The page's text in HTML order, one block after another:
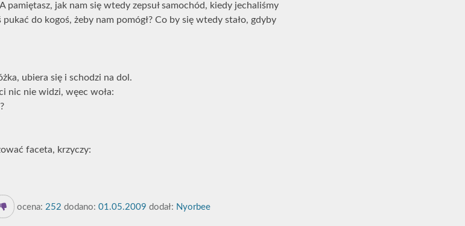
pamiętasz, jak nam się wtedy zepsuł samochód, kiedy jechaliśmy
do kogoś, żeby nam pomógł? Co by się wtedy stało, gdyby
ubiera się i schodzi na dol.
nic nie widzi, węec woła:
faceta, krzyczy:
ocena: 252 dodano: 01.05.2009 dodał: Nyorbee